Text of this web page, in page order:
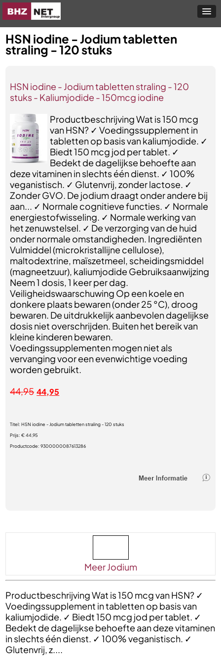
HSN iodine - Jodium tabletten
straling - 120 stuks
HSN iodine - Jodium tabletten straling - 120
stuks - Kaliumjodide - 150mcg iodine
Productbeschrijving Wat is 150 mcg
van HSN? ✓ Voedingssupplement in
tabletten op basis van kaliumjodide. ✓
Biedt 150 mcg jod per tablet. ✓
Bedekt de dagelijkse behoefte aan
deze vitaminen in slechts één dienst. ✓ 100%
veganistisch. ✓ Glutenvrij, zonder lactose. ✓
Zonder GVO. De jodium draagt onder andere bij
aan... ✓ Normale cognitieve functies. ✓ Normale
energiestofwisseling. ✓ Normale werking van
het zenuwstelsel. ✓ De verzorging van de huid
onder normale omstandigheden. Ingrediënten
Vulmiddel (microkristallijne cellulose),
maltodextrine, maïszetmeel, scheidingsmiddel
(magneetzuur), kaliumjodide Gebruiksaanwijzing
Neem 1 dosis, 1 keer per dag.
Veiligheidswaarschuwing Op een koele en
donkere plaats bewaren (onder 25 °C), droog
bewaren. De uitdrukkelijk aanbevolen dagelijkse
dosis niet overschrijden. Buiten het bereik van
kleine kinderen bewaren.
Voedingssupplementen mogen niet als
vervanging voor een evenwichtige voeding
worden gebruikt.
44,95 44,95
Titel:HSN iodine - Jodium tabletten straling - 120 stuks
Prijs:€ 44,95
Productcode:9300000087613286
Meer Jodium
Productbeschrijving Wat is 150 mcg van HSN? ✓
Voedingssupplement in tabletten op basis van
kaliumjodide. ✓ Biedt 150 mcg jod per tablet. ✓
Bedekt de dagelijkse behoefte aan deze vitaminen
in slechts één dienst. ✓ 100% veganistisch. ✓
Glutenvrij, z....